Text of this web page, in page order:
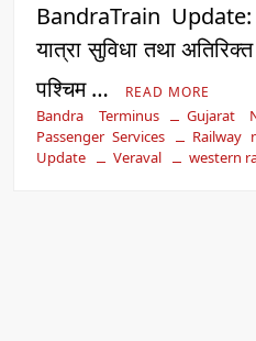
BandraTrain Update:
यात्रा सुविधा तथा
पश्चिम …
READ MORE
Bandra Terminus Gujarat
Passenger Services
Railway
Update
Veraval western